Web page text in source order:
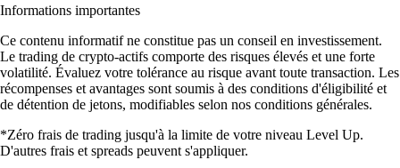
Informations importantes
Ce contenu informatif ne constitue pas un conseil en investissement.
Le trading de crypto-actifs comporte des risques élevés et une forte
volatilité. Évaluez votre tolérance au risque avant toute transaction. Les
récompenses et avantages sont soumis à des conditions d'éligibilité et
de détention de jetons, modifiables selon nos conditions générales.
*Zéro frais de trading jusqu'à la limite de votre niveau Level Up.
D'autres frais et spreads peuvent s'appliquer.